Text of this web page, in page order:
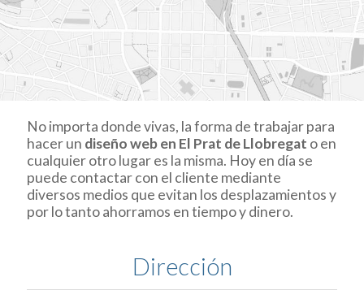
No importa donde vivas, la forma de trabajar para
hacer un diseño web en El Prat de Llobregat o en
cualquier otro lugar es la misma. Hoy en día se
puede contactar con el cliente mediante
diversos medios que evitan los desplazamientos y
por lo tanto ahorramos en tiempo y dinero.
Dirección